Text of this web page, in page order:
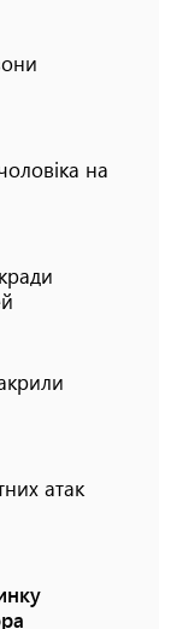
на
атак